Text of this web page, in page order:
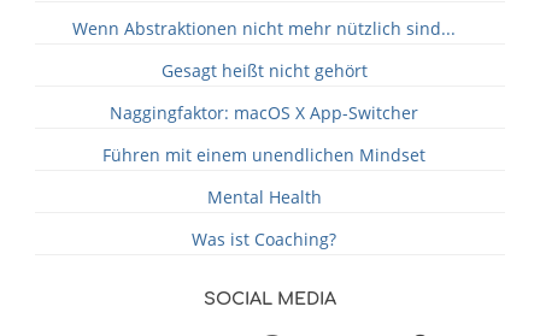
Wenn Abstraktionen nicht mehr nützlich sind...
Gesagt heißt nicht gehört
Naggingfaktor: macOS X App-Switcher
Führen mit einem unendlichen Mindset
Mental Health
Was ist Coaching?
SOCIAL MEDIA